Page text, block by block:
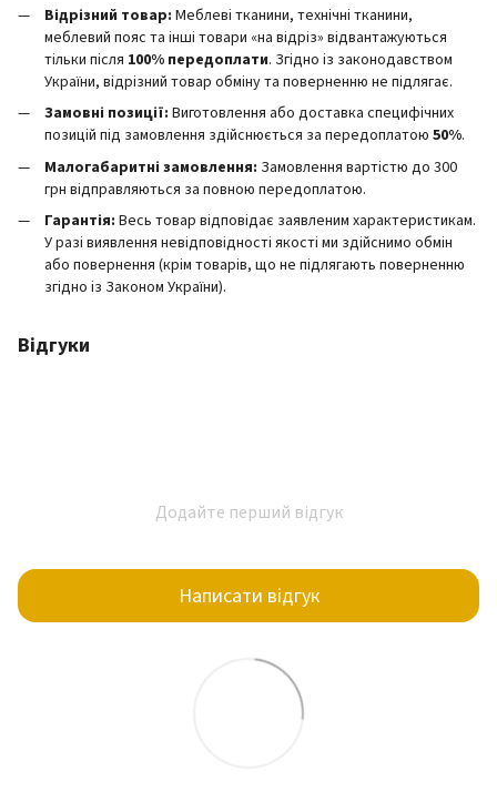
Відрізний товар: Меблеві тканини, технічні тканини,
меблевий пояс та інші товари «на відріз» відвантажуються
тільки після 100% передоплати. Згідно із законодавством
України, відрізний товар обміну та поверненню не підлягає.
Замовні позиції: Виготовлення або доставка специфічних
позицій під замовлення здійснюється за передоплатою 50%.
Малогабаритні замовлення: Замовлення вартістю до 300
грн відправляються за повною передоплатою.
Гарантія: Весь товар відповідає заявленим характеристикам.
У разі виявлення невідповідності якості ми здійснимо обмін
або повернення (крім товарів, що не підлягають поверненню
згідно із Законом України).
Відгуки
Додайте перший відгук
Написати відгук